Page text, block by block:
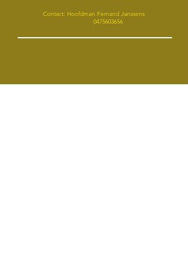
Contact: Hoofdman Fernand Janssens
0475603656